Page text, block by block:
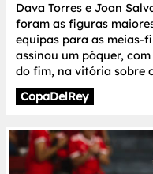
Dava Torres e Joan
foram as figuras
equipas para as meias-
assinou um póquer,
do fim, na vitória sobre
CopaDelRey